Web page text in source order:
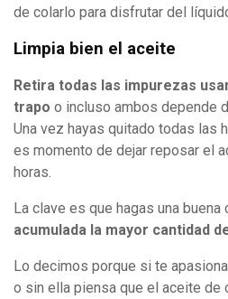
de colarlo para disfrutar del
Limpia bien el aceite
Retira todas las impurezas
trapo o incluso ambos depende
Una vez hayas quitado todas las
es momento de dejar reposar el
horas.
La clave es que hagas una buena
acumulada la mayor cantidad
Lo decimos porque si te apasiona
o sin ella piensa que el aceite de